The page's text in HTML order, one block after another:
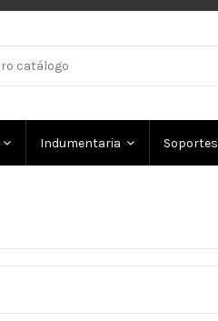
Indumentaria Soportes